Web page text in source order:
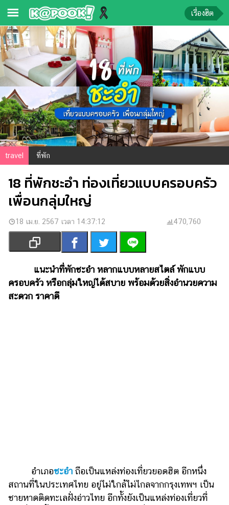
ข่าว-
ความ
รู้
ข่าว
ข่าว
บันเทิง
ตรวจ
หวย
ผล
บอล
สด
การ
เงิน
การ
บันเทิง
ดูด
วง
เรื่องฮิต
travel ที่พัก
18 ที่พักชะอำ ท่องเที่ยวแบบครอบครัว
เพื่อนกลุ่มใหญ่
18 เม.ย. 2567 เวลา 14:37:12 470,760
แนะนำที่พักชะอำ หลากแบบหลายสไตล์ พักแบบ
ครอบครัว หรือกลุ่มใหญ่ได้สบาย พร้อมด้วยสิ่งอำนวยความ
สะดวก ราคาดี
อำเภอชะอำ ถือเป็นแหล่งท่องเที่ยวยอดฮิต อีกหนึ่ง
สถานที่ในประเทศไทย อยู่ไม่ใกล้ไม่ไกลจากกรุงเทพฯ เป็น
ชายหาดติดทะเลฝั่งอ่าวไทย อีกทั้งยังเป็นแหล่งท่องเที่ยวที่